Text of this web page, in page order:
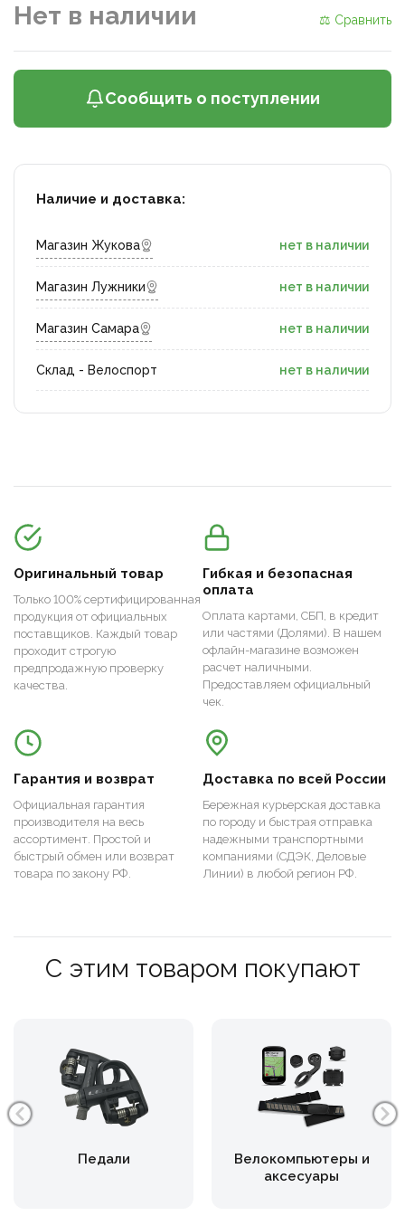
Нет в наличии ⚖ Сравнить
Сообщить о поступлении
Наличие и доставка:
Магазин Жукова нет в наличии
Магазин Лужники нет в наличии
Магазин Самара нет в наличии
Склад - Велоспорт нет в наличии
Оригинальный товар
Только 100% сертифицированная
продукция от официальных
поставщиков. Каждый товар
проходит строгую
предпродажную проверку
качества.
Гибкая и безопасная
оплата
Оплата картами, СБП, в кредит
или частями (Долями). В нашем
офлайн-магазине возможен
расчет наличными.
Предоставляем официальный
чек.
Гарантия и возврат
Официальная гарантия
производителя на весь
ассортимент. Простой и
быстрый обмен или возврат
товара по закону РФ.
Доставка по всей России
Бережная курьерская доставка
по городу и быстрая отправка
надежными транспортными
компаниями (СДЭК, Деловые
Линии) в любой регион РФ.
С этим товаром покупают
Педали
Велокомпьютеры и
аксесуары